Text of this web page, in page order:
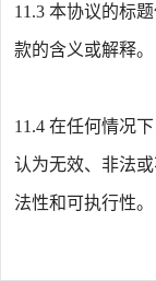
11.3本协议的标
款的含义或解释。
11.4在任何情况
认为无效、非法
法性和可执行性。